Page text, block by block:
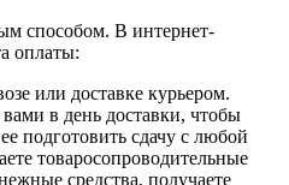
способом. В интернет-
оплаты:
или доставке курьером.
в день доставки, чтобы
подготовить сдачу с любой
товаросопроводительные
средства, получаете